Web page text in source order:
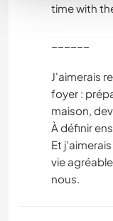
time with
J'aimerais
foyer :
maison,
À définir
Et
vie
nous.